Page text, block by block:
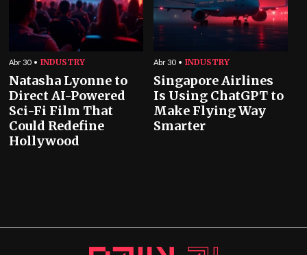
Abr 30 INDUSTRY
Natasha Lyonne to
Direct AI-Powered
Sci-Fi Film That
Could Redefine
Hollywood
Abr 30 INDUSTRY
Singapore Airlines
Is Using ChatGPT to
Make Flying Way
Smarter